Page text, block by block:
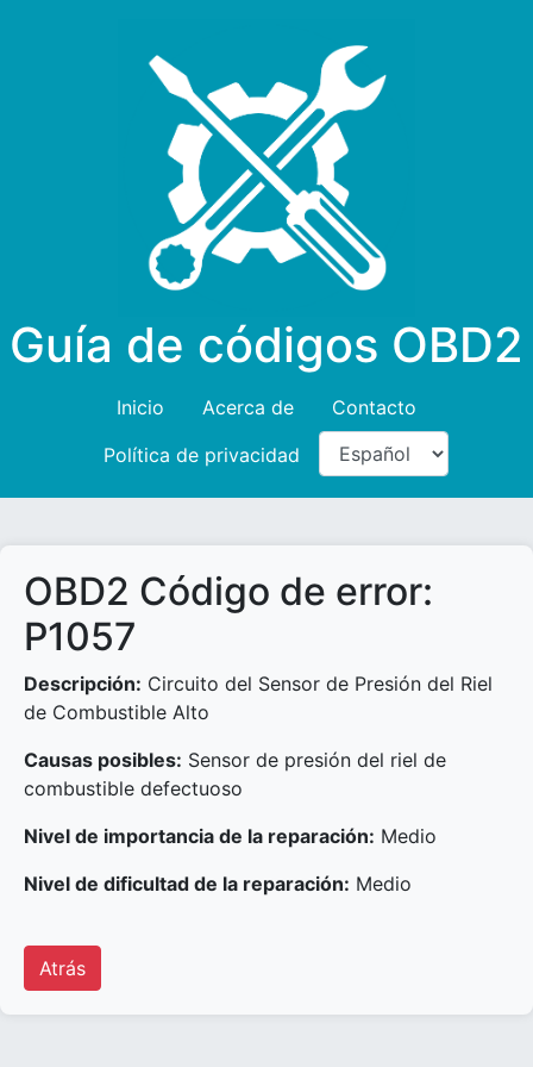
Guía de códigos OBD2
Inicio Acerca de
Contacto
Política de privacidad
OBD2 Código de error:
P1057
Descripción: Circuito del Sensor de Presión del Riel
de Combustible Alto
Causas posibles: Sensor de presión del riel de
combustible defectuoso
Nivel de importancia de la reparación: Medio
Nivel de dificultad de la reparación: Medio
Atrás